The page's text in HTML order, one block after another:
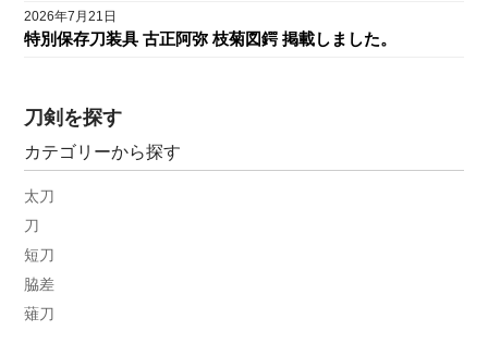
2026年7月21日
特別保存刀装具 古正阿弥 枝菊図鍔 掲載しました。
刀剣を探す
カテゴリーから探す
太刀
刀
短刀
脇差
薙刀